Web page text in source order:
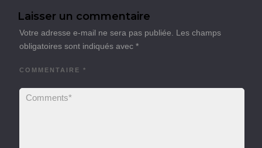
Laisser un commentaire
Votre adresse e-mail ne sera pas publiée.
Les champs
obligatoires sont indiqués avec *
COMMENTAIRE *